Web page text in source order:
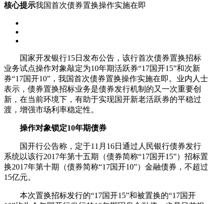
核心提示我国首次债券置换操作实施在即
国家开发银行15日发布公告，该行首次债券置换招标
业务试点操作对象敲定为10年期活跃券“17国开15”和次新
券“17国开10”，我国首次债券置换操作实施在即。业内人士
表示，债券置换招标业务是债券发行机制的又一次重要创
新，在当前环境下，有助于实现国开新老活跃券的平稳过
渡，增强市场利率稳定性。
操作对象锁定10年期债券
国开行公告称，定于11月16日通过人民银行债券发行
系统以该行2017年第十五期（债券简称“17国开15”）招标置
换2017年第十期（债券简称“17国开10”）金融债券，不超过
15亿元。
本次置换招标发行的“17国开15”和被置换的“17国开